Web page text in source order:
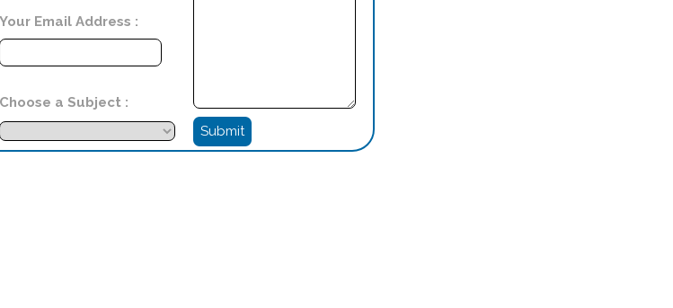
Your Email Address :
Choose a Subject :